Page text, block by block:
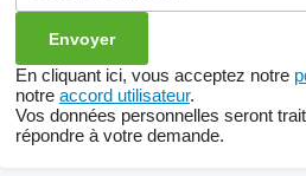
En cliquant ici, vous acceptez notre
notre accord utilisateur.
Vos données personnelles seront
répondre à votre demande.